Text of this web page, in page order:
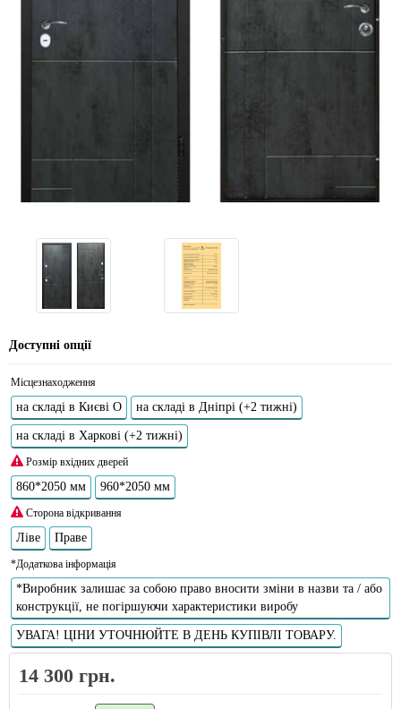
Доступні опції
Місцезнаходження
на складі в Києві О на складі в Дніпрі (+2 тижні)
на складі в Харкові (+2 тижні)
Розмір вхідних дверей
860*2050 мм 960*2050 мм
Сторона відкривання
Ліве Праве
*Додаткова інформація
*Виробник залишає за собою право вносити зміни в назви та / або
конструкції, не погіршуючи характеристики виробу
УВАГА! ЦІНИ УТОЧНЮЙТЕ В ДЕНЬ КУПІВЛІ ТОВАРУ.
14 300 грн.